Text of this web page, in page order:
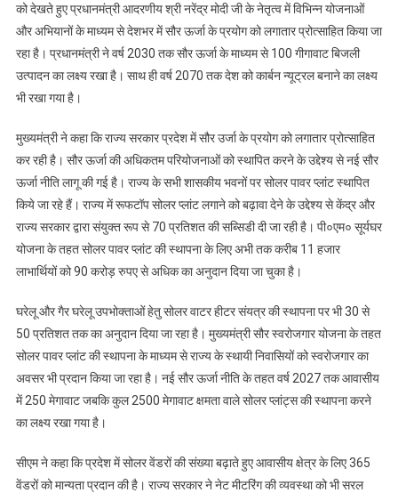
को देखते हुए प्रधानमंत्री आदरणीय श्री नरेंद्र मोदी जी के नेतृत्व में विभिन्न योजनाओं
और अभियानों के माध्यम से देशभर में सौर ऊर्जा के प्रयोग को लगातार प्रोत्साहित किया जा
रहा है। प्रधानमंत्री ने वर्ष 2030 तक सौर ऊर्जा के माध्यम से 100 गीगावाट बिजली
उत्पादन का लक्ष्य रखा है। साथ ही वर्ष 2070 तक देश को कार्बन न्यूट्रल बनाने का लक्ष्य
भी रखा गया है।
मुख्यमंत्री ने कहा कि राज्य सरकार प्रदेश में सौर उर्जा के प्रयोग को लगातार प्रोत्साहित
कर रही है। सौर ऊर्जा की अधिकतम परियोजनाओं को स्थापित करने के उद्देश्य से नई सौर
ऊर्जा नीति लागू की गई है। राज्य के सभी शासकीय भवनों पर सोलर पावर प्लांट स्थापित
किये जा रहे हैं। राज्य में रूफटॉप सोलर प्लांट लगाने को बढ़ावा देने के उद्देश्य से केंद्र और
राज्य सरकार द्वारा संयुक्त रूप से 70 प्रतिशत की सब्सिडी दी जा रही है। पी०एम० सूर्यघर
योजना के तहत सोलर पावर प्लांट की स्थापना के लिए अभी तक करीब 11 हजार
लाभार्थियों को 90 करोड़ रुपए से अधिक का अनुदान दिया जा चुका है।
घरेलू और गैर घरेलू उपभोक्ताओं हेतु सोलर वाटर हीटर संयत्र की स्थापना पर भी 30 से
50 प्रतिशत तक का अनुदान दिया जा रहा है। मुख्यमंत्री सौर स्वरोजगार योजना के तहत
सोलर पावर प्लांट की स्थापना के माध्यम से राज्य के स्थायी निवासियों को स्वरोजगार का
अवसर भी प्रदान किया जा रहा है। नई सौर ऊर्जा नीति के तहत वर्ष 2027 तक आवासीय
में 250 मेगावाट जबकि कुल 2500 मेगावाट क्षमता वाले सोलर प्लांट्स की स्थापना करने
का लक्ष्य रखा गया है।
सीएम ने कहा कि प्रदेश में सोलर वेंडरों की संख्या बढ़ाते हुए आवासीय क्षेत्र के लिए 365
वेंडरों को मान्यता प्रदान की है। राज्य सरकार ने नेट मीटरिंग की व्यवस्था को भी सरल